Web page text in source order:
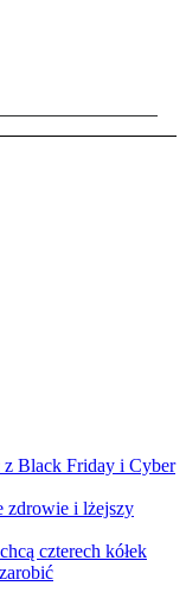
z Black Friday i Cyber
zdrowie i lżejszy
czterech kółek